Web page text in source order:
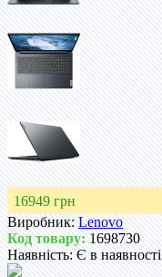
16949 грн
Виробник: Lenovo
Код товару:1698730
Наявність:Є в наявності